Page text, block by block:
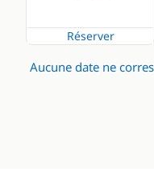
Réserver
Aucune date ne